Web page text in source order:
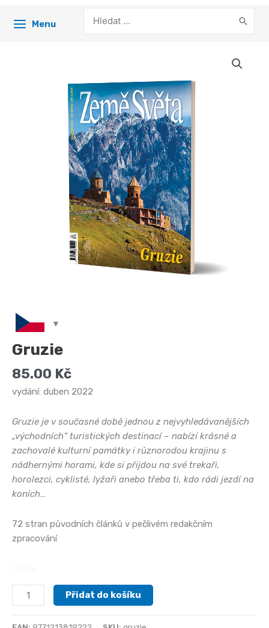
Menu
for:
Gruzie
85.00 Kč
vydání: duben 2022
Gruzie je v současné době jednou z nejvyhledávanějších
„východních“ turistických destinací – nabízí krásné a
zachovalé kulturní památky i různorodou krajinu s
nádhernými horami, kde si přijdou na své trekaři,
horolezci, cyklisté, lyžaři anebo třeba ti, kdo rádi jezdí na
koních…
72 stran původních článků v pečlivém redakčním
zpracování
Gruzie
množství
Přidat do košíku